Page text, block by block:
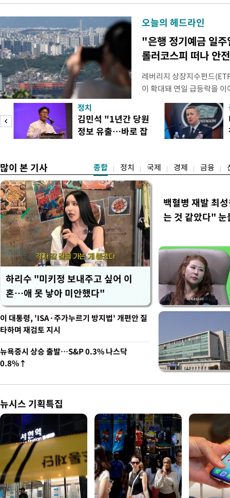
오늘의 헤드라인
"은행 정기예금 일
롤러코스피 떠나 안
레버리지 상장지수펀드
이 확대돼 연일 급등락을
치하려는 수요가 점차 불
으로 은행권 수신상품 금리
금으로 빠르게 몰리는 모습
민·신한·하나·우리·NH농
정치
김민석 "1년간 당원
정보 유출…바로 잡
많이 본 기사 종합 정치 국제 경제 금융
하리수 "미키정 보내주고 싶어 이
혼…애 못 낳아 미안했다"
백혈병 재발 최
는 것 같았다" 눈
이 대통령, 'ISA·주가누르기 방지법' 개편안 질
타하며 재검토 지시
뉴욕증시 상승 출발…S&P 0.3% 나스닥
0.8%↑
뉴시스 기획특집